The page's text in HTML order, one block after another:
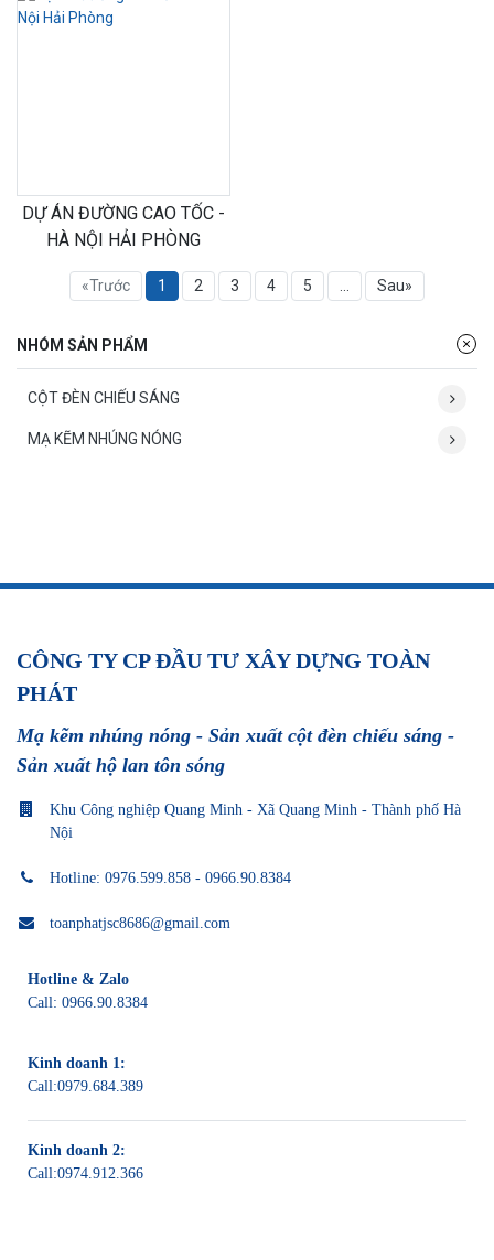
DỰ ÁN ĐƯỜNG CAO TỐC -
HÀ NỘI HẢI PHÒNG
«Trước 1 2 3 4 5 Sau»
NHÓM SẢN PHẨM
CỘT ĐÈN CHIẾU SÁNG
MẠ KẼM NHÚNG NÓNG
CÔNG TY CP ĐẦU TƯ XÂY DỰNG TOÀN
PHÁT
Mạ kẽm nhúng nóng - Sản xuất cột đèn chiếu sáng -
Sản xuất hộ lan tôn sóng
Khu Công nghiệp Quang Minh - Xã Quang Minh - Thành phố Hà
Nội
Hotline: 0976.599.858 - 0966.90.8384
toanphatjsc8686@gmail.com
Hotline & Zalo
Call: 0966.90.8384
Kinh doanh 1:
Call:0979.684.389
Kinh doanh 2:
Call:0974.912.366